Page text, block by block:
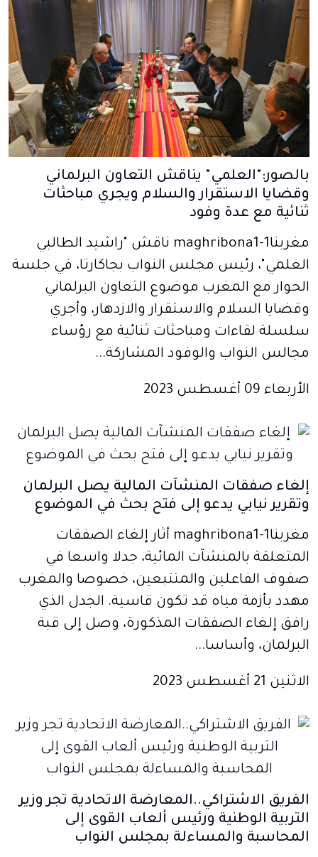
بالصور:"العلمي" يناقش التعاون البرلماني
وقضايا الاستقرار والسلام ويجري مباحثات
ثنائية مع عدة وفود
مغربنا1-maghribona1 ناقش "راشيد الطالبي
العلمي"، رئيس مجلس النواب بجاكارتا، في جلسة
الحوار مع المغرب موضوع التعاون البرلماني
وقضايا السلام والاستقرار والازدهار، وأجري
سلسلة لقاءات ومباحثات ثنائية مع رؤساء
مجالس النواب والوفود المشاركة...
الأربعاء 09 أغسطس 2023
إلغاء صفقات المنشآت المالية يصل البرلمان
وتقرير نيابي يدعو إلى فتح بحث في الموضوع
مغربنا1-maghribona1 أثار إلغاء الصفقات
المتعلقة بالمنشآت المائية، جدلا واسعا في
صفوف الفاعلين والمتتبعين، خصوصا والمغرب
مهدد بأزمة مياه قد تكون قاسية. الجدل الذي
رافق إلغاء الصفقات المذكورة، وصل إلى قبة
البرلمان، وأساسا...
الاثنين 21 أغسطس 2023
الفريق الاشتراكي..المعارضة الاتحادية تجر وزير
التربية الوطنية ورئيس ألعاب القوى إلى
المحاسبة والمساءلة بمجلس النواب